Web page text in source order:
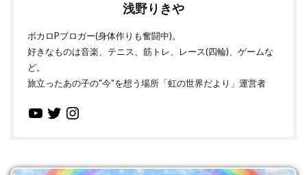
浅野りきや
ボカロPブロガー(身体作りも奮闘中)。
好きなものは音楽、テニス、筋トレ、レース(四輪)、ゲームな
ど。
旅立ったあの子の"今"を想う場所「虹の世界だより」運営者